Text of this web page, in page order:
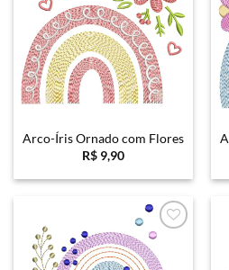
Arco-Íris Ornado com Flores
R$ 9,90
Favoritar